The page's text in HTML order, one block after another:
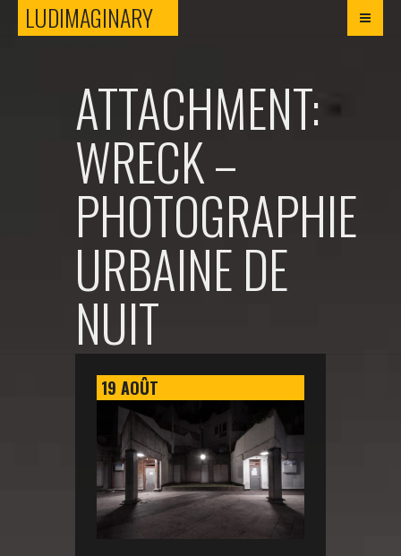
LUDIMAGINARYLUDIMAGINARY
ATTACHMENT:
WRECK –
PHOTOGRAPHIE
URBAINE DE
NUIT
19 AOÛT